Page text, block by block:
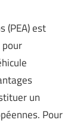
(PEA) est
un
Pour